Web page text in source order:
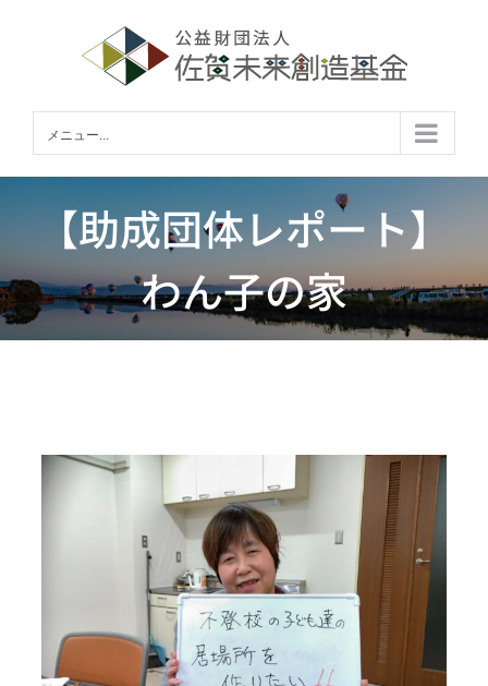
メニュー...
【助成団体レポート】
わん子の家